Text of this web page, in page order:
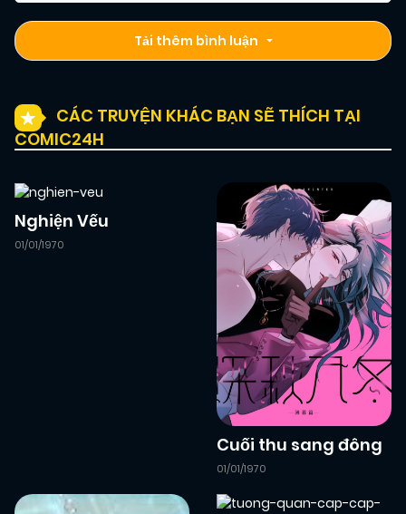
Tải thêm bình luận
CÁC TRUYỆN KHÁC BẠN SẼ THÍCH TẠI
COMIC24H
Nghiện Vếu
01/01/1970
Cuối thu sang đông
01/01/1970